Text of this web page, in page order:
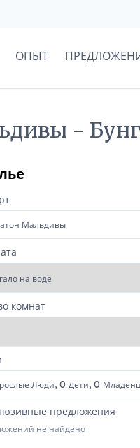
ОПЫТ
-
комнат
Люди, 0 Дети, 0
предложения
не найдено